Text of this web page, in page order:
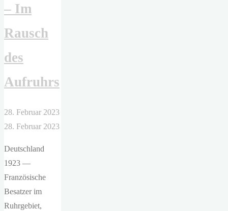
– Im
Rausch
des
Aufruhrs
28. Februar 2023
28. Februar 2023
Deutschland
1923 —
Französische
Besatzer im
Ruhrgebiet,